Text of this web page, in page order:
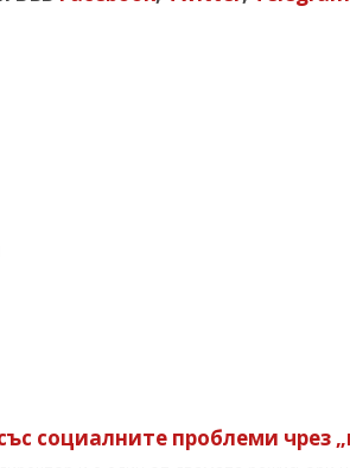
социалните проблеми чрез